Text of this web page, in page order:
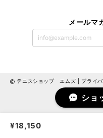
メールマ
テニスショップ エムズ | プライ
¥18,150
ショ